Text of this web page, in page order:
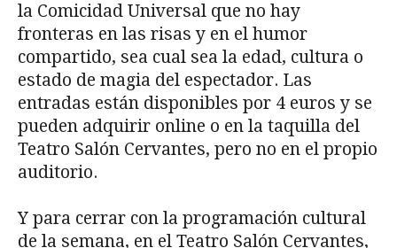
la Comicidad Universal que no hay
fronteras en las risas y en el humor
compartido, sea cual sea la edad, cultura o
estado de magia del espectador. Las
entradas están disponibles por 4 euros y se
pueden adquirir online o en la taquilla del
Teatro Salón Cervantes, pero no en el propio
auditorio.
Y para cerrar con la programación cultural
de la semana, en el Teatro Salón Cervantes,